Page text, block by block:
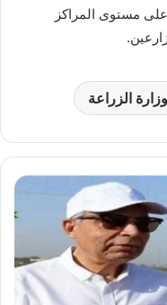
على مستوى المراكز
وزارة الزراعة